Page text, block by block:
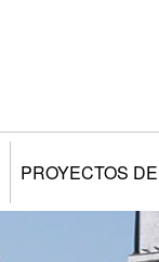
PROYECTOS